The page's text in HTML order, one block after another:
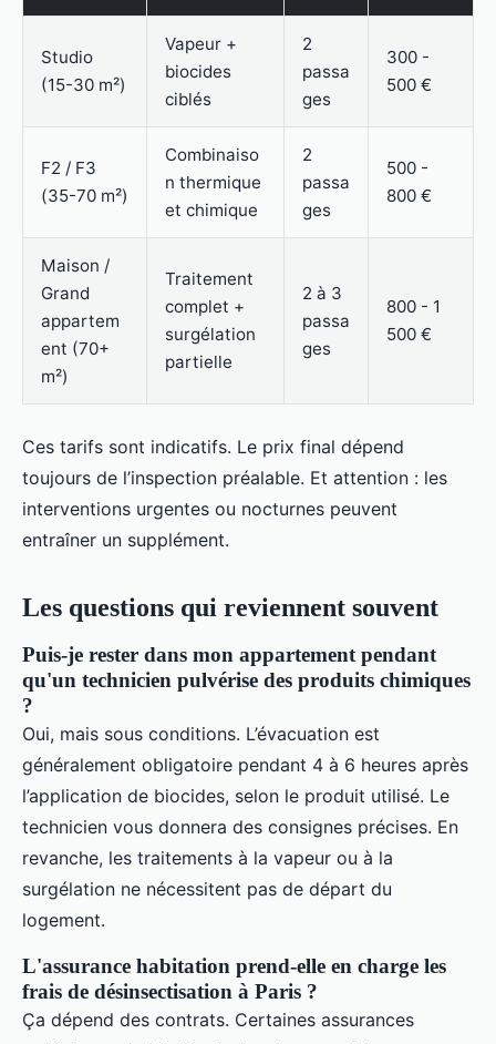
Studio
(15-30 m²)
Vapeur +
biocides
ciblés
2
passa
ges
300 -
500 €
F2 / F3
(35-70 m²)
Combinaiso
n thermique
et chimique
2
passa
ges
500 -
800 €
Maison /
Grand
appartem
ent (70+
m²)
Traitement
complet +
surgélation
partielle
2 à 3
passa
ges
800 - 1
500 €
Ces tarifs sont indicatifs. Le prix final dépend
toujours de l’inspection préalable. Et attention : les
interventions urgentes ou nocturnes peuvent
entraîner un supplément.
Les questions qui reviennent souvent
Puis-je rester dans mon appartement pendant
qu'un technicien pulvérise des produits chimiques
?
Oui, mais sous conditions. L’évacuation est
généralement obligatoire pendant 4 à 6 heures après
l’application de biocides, selon le produit utilisé. Le
technicien vous donnera des consignes précises. En
revanche, les traitements à la vapeur ou à la
surgélation ne nécessitent pas de départ du
logement.
L'assurance habitation prend-elle en charge les
frais de désinsectisation à Paris ?
Ça dépend des contrats. Certaines assurances